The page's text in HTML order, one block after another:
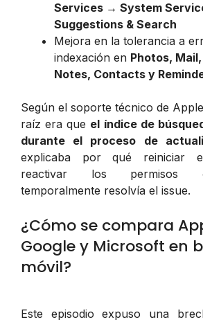
Services → System
Suggestions & Search
Mejora en la tolerancia a
indexación en Photos,
Notes, Contacts y
Según el soporte técnico de
raíz era que el índice de
durante el proceso de
explicaba por qué reiniciar
reactivar los permisos
temporalmente resolvía el issue.
¿Cómo se compara
Google y Microsoft en
móvil?
Este episodio expuso una